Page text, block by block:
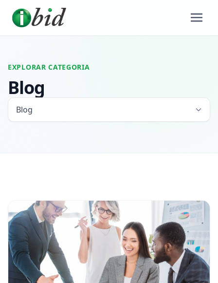
EXPLORAR CATEGORIA
Blog